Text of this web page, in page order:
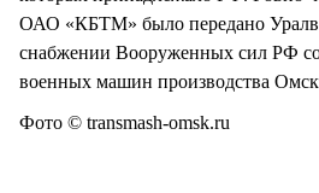
ОАО «КБТМ» было передано
снабжении Вооруженных сил РФ
военных машин производства
Фото © transmash-omsk.ru